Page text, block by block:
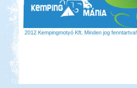
2012 Kempingmotyó Kft. Minden jog fenntartva!